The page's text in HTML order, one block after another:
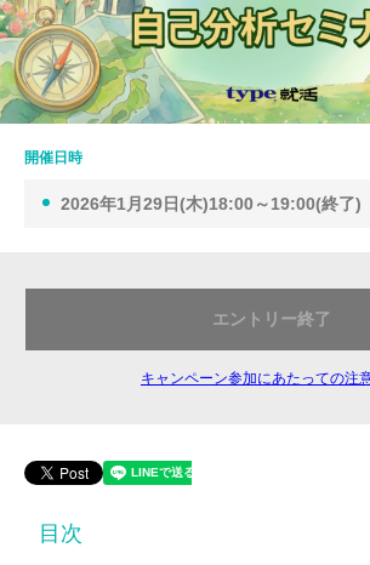
開催日時
2026年1月29日(木)18:00～19:00(終了)
エントリー終了
キャンペーン参加にあたっての注
目次